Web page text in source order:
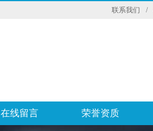
联系我们 /
在线留言 荣誉资质